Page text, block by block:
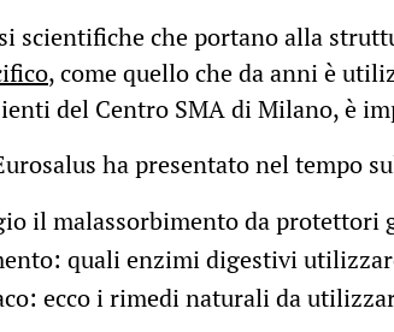
scientifiche che portano alla
, come quello che da anni è
del Centro SMA di Milano, è
ha presentato nel tempo
il malassorbimento da protettori
quali enzimi digestivi
ecco i rimedi naturali da